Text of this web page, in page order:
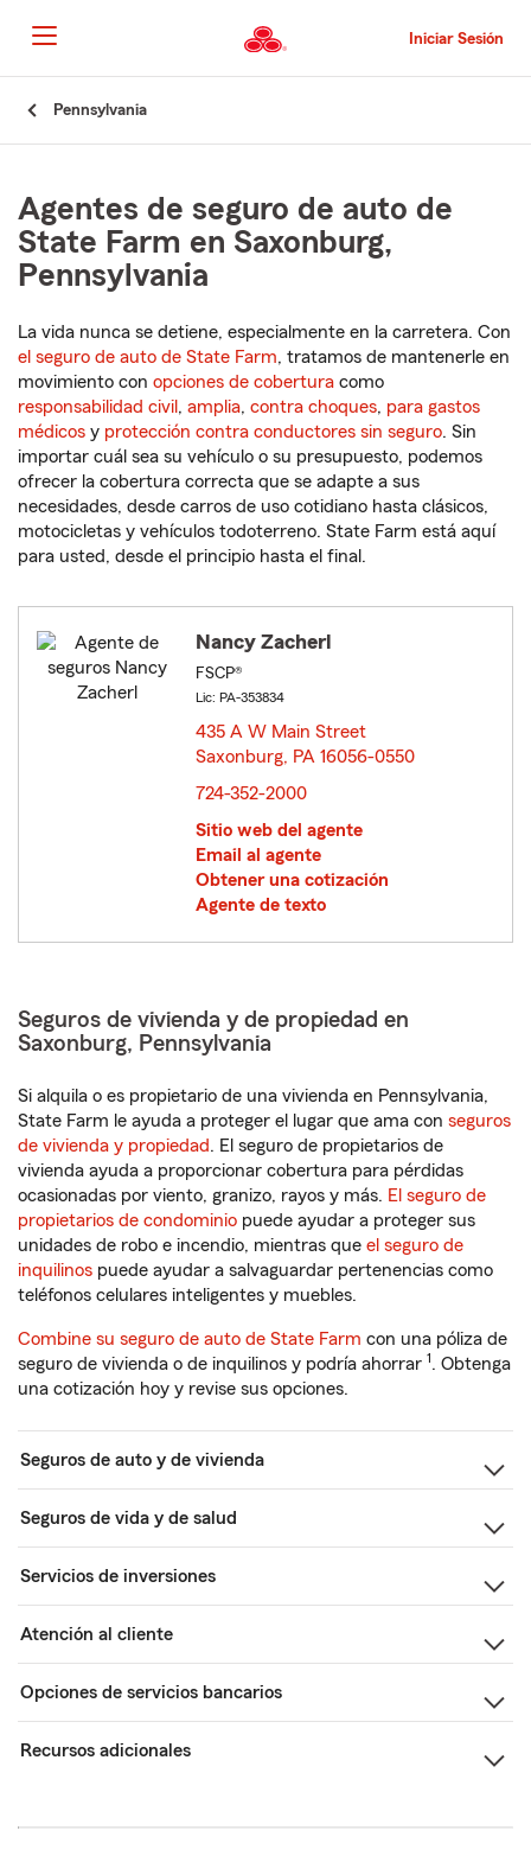
al
contenido
principal
Iniciar Sesión
Pennsylvania
Agentes de seguro de auto de
State Farm en Saxonburg,
Pennsylvania
La vida nunca se detiene, especialmente en la carretera. Con
el seguro de auto de State Farm, tratamos de mantenerle en
movimiento con opciones de cobertura como
responsabilidad civil , amplia, contra choques, para gastos
médicos y protección contra conductores sin seguro. Sin
importar cuál sea su vehículo o su presupuesto, podemos
ofrecer la cobertura correcta que se adapte a sus
necesidades, desde carros de uso cotidiano hasta clásicos,
motocicletas y vehículos todoterreno. State Farm está aquí
para usted, desde el principio hasta el final.
Nancy Zacherl
FSCP®
Lic: PA-353834
435 A W Main Street
Saxonburg, PA 16056-0550
724-352-2000
Sitio web del agente
Email al agente
Obtener una cotización
Agente de texto
Seguros de vivienda y de propiedad en
Saxonburg, Pennsylvania
Si alquila o es propietario de una vivienda en Pennsylvania,
State Farm le ayuda a proteger el lugar que ama con seguros
de vivienda y propiedad. El seguro de propietarios de
vivienda ayuda a proporcionar cobertura para pérdidas
ocasionadas por viento, granizo, rayos y más. El seguro de
propietarios de condominio puede ayudar a proteger sus
unidades de robo e incendio, mientras que el seguro de
inquilinos puede ayudar a salvaguardar pertenencias como
teléfonos celulares inteligentes y muebles.
Combine su seguro de auto de State Farm con una póliza de
seguro de vivienda o de inquilinos y podría ahorrar 1. Obtenga
una cotización hoy y revise sus opciones.
Seguros de auto y de vivienda
Seguros de vida y de salud
Servicios de inversiones
Atención al cliente
Opciones de servicios bancarios
Recursos adicionales